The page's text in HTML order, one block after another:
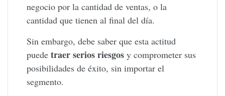
negocio por la cantidad de ventas, o la
cantidad que tienen al final del día.
Sin embargo, debe saber que esta actitud
puedetraer serios riesgos y comprometer sus
posibilidades de éxito, sin importar el
segmento.